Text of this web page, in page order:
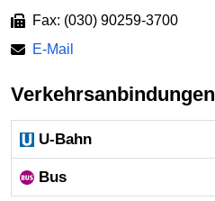
Fax: (030) 90259-3700
E-Mail
Verkehrsanbindungen
U-Bahn
Bus